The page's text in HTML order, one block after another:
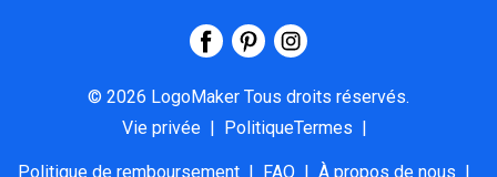
© 2026 LogoMaker Tous droits réservés.
Vie privée | PolitiqueTermes |
Politique de remboursement | FAQ | À propos de nous |